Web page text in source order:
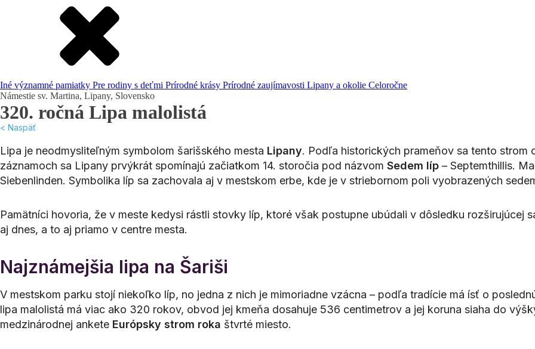
Iné významné pamiatky Pre rodiny s deťmi Prírodné krásy Prírodné zaujímavosti Lipany a okolie Celoročne
Námestie sv. Martina, Lipany, Slovensko
320. ročná Lipa malolistá
< Naspäť
Lipa je neodmysliteľným symbolom šarišského mesta Lipany. Podľa historických prameňov sa tento strom
záznamoch sa Lipany prvýkrát spomínajú začiatkom 14. storočia pod názvom Sedem líp – Septemthillis.
Siebenlinden. Symbolika líp sa zachovala aj v mestskom erbe, kde je v striebornom poli vyobrazených
Pamätníci hovoria, že v meste kedysi rástli stovky líp, ktoré však postupne ubúdali v dôsledku rozširujúcej
aj dnes, a to aj priamo v centre mesta.
Najznámejšia lipa na Šariši
V mestskom parku stojí niekoľko líp, no jedna z nich je mimoriadne vzácna – podľa tradície má ísť o
lipa malolistá má viac ako 320 rokov, obvod jej kmeňa dosahuje 536 centimetrov a jej koruna siaha do
medzinárodnej ankete Európsky strom roka štvrté miesto.